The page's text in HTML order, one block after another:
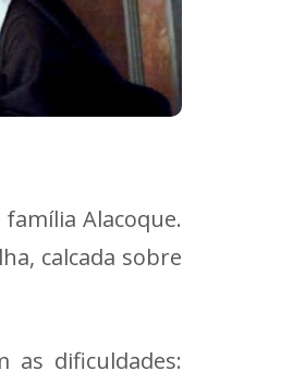
Alacoque.
calcada sobre
as dificuldades: